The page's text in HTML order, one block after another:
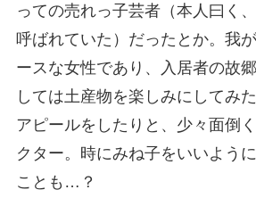
っての売れっ子芸者（本人曰く
呼ばれていた）だったとか。我
ースな女性であり、入居者の故
しては土産物を楽しみにしてみ
アピールをしたりと、少々面倒
クター。時にみね子をいいよう
ことも…？